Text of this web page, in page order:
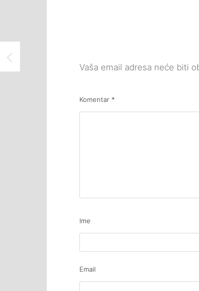
Vaša email adresa neće biti
Komentar *
Ime
Email